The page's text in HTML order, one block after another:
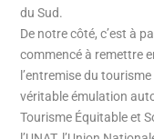
du Sud.
De notre côté, c’est à
commencé à remettre
l’entremise du
véritable émulation
Tourisme Équitable et